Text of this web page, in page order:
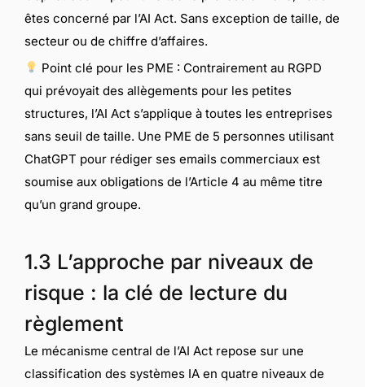
êtes concerné par l’AI Act. Sans exception de taille, de
secteur ou de chiffre d’affaires.
Point clé pour les PME : Contrairement au RGPD
qui prévoyait des allègements pour les petites
structures, l’AI Act s’applique à toutes les entreprises
sans seuil de taille. Une PME de 5 personnes utilisant
ChatGPT pour rédiger ses emails commerciaux est
soumise aux obligations de l’Article 4 au même titre
qu’un grand groupe.
1.3 L’approche par niveaux de
risque : la clé de lecture du
règlement
Le mécanisme central de l’AI Act repose sur une
classification des systèmes IA en quatre niveaux de